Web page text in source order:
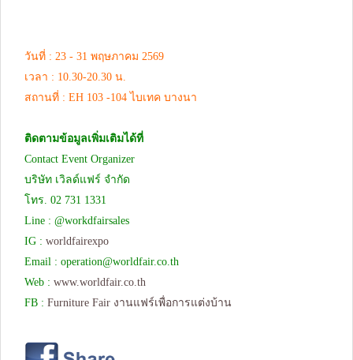
วันที่ : 23 - 31 พฤษภาคม 2569
เวลา : 10.30-20.30 น.
สถานที่ : EH 103 -104 ไบเทค บางนา
ติดตามข้อมูลเพิ่มเติมได้ที่
Contact Event Organizer
บริษัท เวิลด์แฟร์ จำกัด
โทร. 02 731 1331
Line : @workdfairsales
IG : worldfairexpo
Email : operation@worldfair.co.th
Web : www.worldfair.co.th
FB : Furniture Fair งานแฟร์เพื่อการแต่งบ้าน